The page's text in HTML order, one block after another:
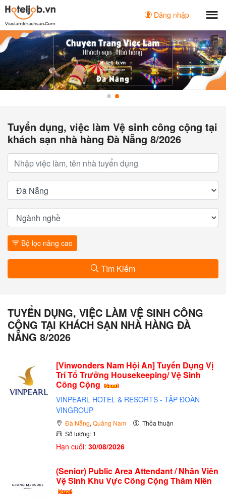
Đăng nhập
Tuyển dụng, việc làm Vệ sinh công cộng tại
khách sạn nhà hàng Đà Nẵng 8/2026
Bộ lọc nâng cao
Tìm Kiếm
TUYỂN DỤNG, VIỆC LÀM VỆ SINH CÔNG
CỘNG TẠI KHÁCH SẠN NHÀ HÀNG ĐÀ
NẴNG 8/2026
[Vinwonders Nam Hội An] Tuyển Dụng Vị
Trí Tổ Trưởng Housekeeping/ Vệ Sinh
Công Cộng
VINPEARL HOTEL & RESORTS - TẬP ĐOÀN
VINGROUP
Đà Nẵng, Quảng Nam
Thỏa thuận
Số lượng: 1
Hạn cuối: 30/08/2026
(Senior) Public Area Attendant / Nhân Viên
Vệ Sinh Khu Vực Công Cộng Thâm Niên